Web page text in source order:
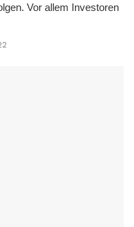
Vor allem Investoren